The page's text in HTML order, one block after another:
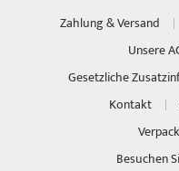
Zahlung & Versand
Unsere
Gesetzliche
Kontakt
Besuchen